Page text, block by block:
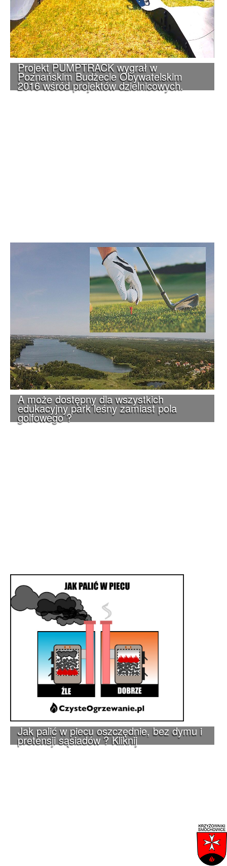
Projekt PUMPTRACK wygrał w
Poznańskim Budżecie Obywatelskim
2016 wśród projektów dzielnicowych.
A może dostępny dla wszystkich
edukacyjny park leśny zamiast pola
golfowego ?
Jak palić w piecu oszczędnie, bez dymu i
pretensji sąsiadów ? Kliknij